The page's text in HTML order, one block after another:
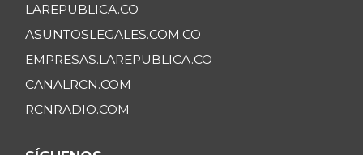
LAREPUBLICA.CO
ASUNTOSLEGALES.COM.CO
EMPRESAS.LAREPUBLICA.CO
CANALRCN.COM
RCNRADIO.COM